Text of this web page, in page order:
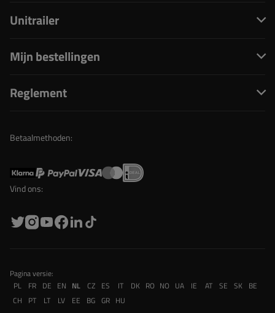
Unitrailer
Mijn bestellingen
Reglement
Betaalmethoden:
Vind ons:
Pagina versie:
PL
FR DE EN NL CZ ES IT DK RO NO UA IE AT SE SK BE
CH
PT LT LV EE BG GR HU